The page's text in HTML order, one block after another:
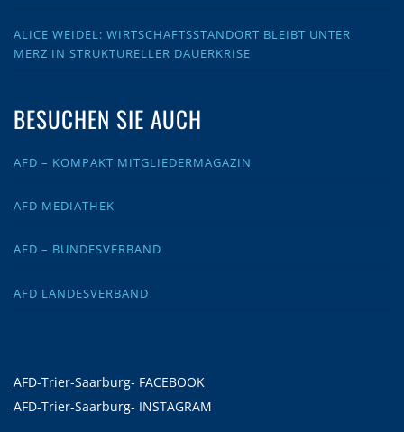
ALICE WEIDEL: WIRTSCHAFTSSTANDORT BLEIBT UNTER
MERZ IN STRUKTURELLER DAUERKRISE
BESUCHEN SIE AUCH
AFD – KOMPAKT MITGLIEDERMAGAZIN
AFD MEDIATHEK
AFD – BUNDESVERBAND
AFD LANDESVERBAND
AFD-Trier-Saarburg- FACEBOOK
AFD-Trier-Saarburg- INSTAGRAM